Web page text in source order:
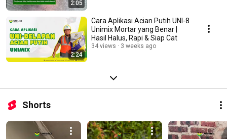
2:05
2:24
Cara Aplikasi Acian Putih UNI-8
Unimix Mortar yang Benar |
Hasil Halus, Rapi & Siap Cat
34 views 3 weeks ago
Shorts